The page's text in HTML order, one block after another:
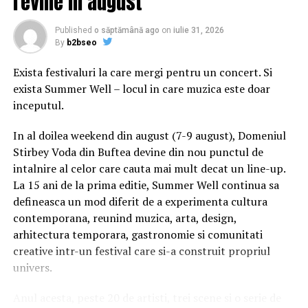
GeneralÄ a NaÅ£iunilor Unite Ã®n aceastÄ
sÄptÄmÃ¢nÄ.
mÄrturie angajamentului nostru faÅ£Ä de partenerii
regionali, precum Åi de securitatea Åi stabilitatea
Orientului Mijlociu”, a adÄugat reprezentantul
Va fi prima desfÄÅurare de acest tip dupÄ retragerea
trupelor americane Ã®n 2003, trimise pe teritoriul
saudit vreme de 12 ani Åi douÄ rÄzboaie contra Irakului.
Vineri, Statele Unite au anunÅ£at trimiterea de trupe
suplimentare Ã®n Golf, dupÄ atacurile contra regatului
petrolier, o decizie salutatÄ de autoritÄÅ£ile saudite,
mai scrie AFP.
Published o săptămână ago on iulie 31, 2026
By b2bseo
Exista festivaluri la care mergi pentru un concert. Si
exista Summer Well – locul in care muzica este doar
inceputul.
In al doilea weekend din august (7-9 august), Domeniul
Stirbey Voda din Buftea devine din nou punctul de
intalnire al celor care cauta mai mult decat un line-up.
La 15 ani de la prima editie, Summer Well continua sa
defineasca un mod diferit de a experimenta cultura
contemporana, reunind muzica, arta, design,
arhitectura temporara, gastronomie si comunitati
creative intr-un festival care si-a construit propriul
univers.